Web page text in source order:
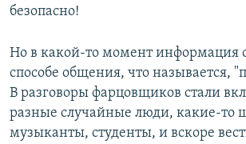
безопасно!
Но в какой-то момент информация
способе общения, что называется,
В разговоры фарцовщиков стали
разные случайные люди, какие-то
музыканты, студенты, и вскоре